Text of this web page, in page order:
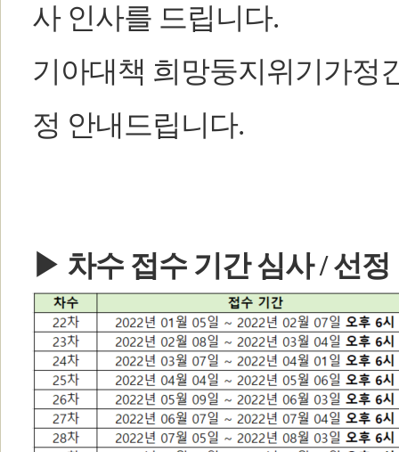
사 인사를 드립니다.
기아대책 희망둥지위기가정
정 안내드립니다.
▶ 차수 접수 기간 심사 / 선정